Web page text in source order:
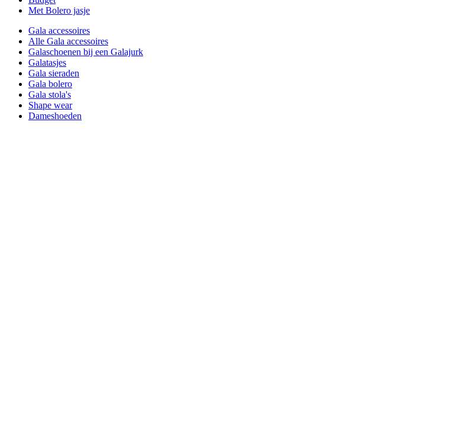
Met Bolero jasje
Gala accessoires
Alle Gala accessoires
Galaschoenen bij een Galajurk
Galatasjes
Gala sieraden
Gala bolero
Gala stola's
Shape wear
Dameshoeden